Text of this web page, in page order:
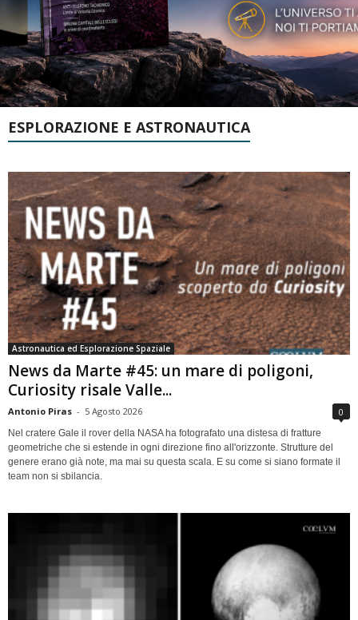
ESPLORAZIONE E ASTRONAUTICA
Astronautica ed Esplorazione Spaziale
News da Marte #45: un mare di poligoni,
Curiosity risale Valle...
Antonio Piras - 5 Agosto 2026 0
Nel cratere Gale il rover della NASA ha fotografato una distesa di fratture
geometriche che si estende in ogni direzione fino all'orizzonte. Strutture del
genere erano già note, ma mai su questa scala. E su come si siano formate il
team non si sbilancia.